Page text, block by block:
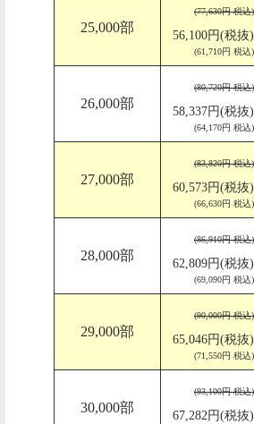
25,000部
(77,630円 税込)
56,100円(税抜)
(61,710円 税込)
26,000部
(80,720円 税込)
58,337円(税抜)
(64,170円 税込)
27,000部
(83,820円 税込)
60,573円(税抜)
(66,630円 税込)
28,000部
(86,910円 税込)
62,809円(税抜)
(69,090円 税込)
29,000部
(90,000円 税込)
65,046円(税抜)
(71,550円 税込)
30,000部
(93,100円 税込)
67,282円(税抜)